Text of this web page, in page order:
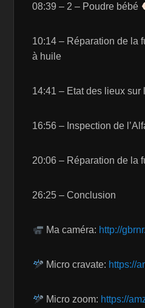
08:39 – 2 – Poudre bébé
10:14 – Réparation de la
à huile
14:41 – Etat des lieux sur
16:56 – Inspection de
20:06 – Réparation de la
26:25 – Conclusion
Ma caméra: http://
Micro cravate: https://
Micro zoom: https://